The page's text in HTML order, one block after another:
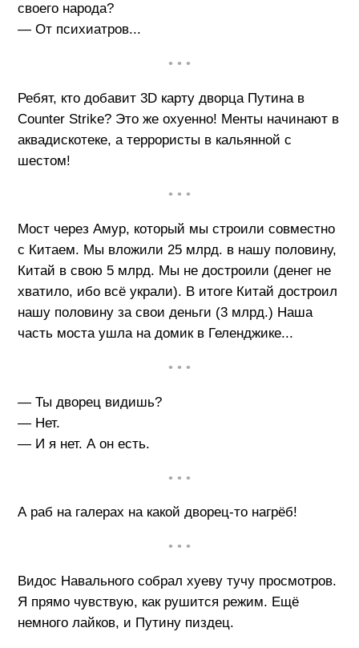
своего народа?
— От психиатров...
• • •
Ребят, кто добавит 3D карту дворца Путина в
Counter Strike? Это же охуенно! Менты начинают в
аквадискотеке, а террористы в кальянной с
шестом!
• • •
Мост через Амур, который мы строили совместно
с Китаем. Мы вложили 25 млрд. в нашу половину,
Китай в свою 5 млрд. Мы не достроили (денег не
хватило, ибо всё украли). В итоге Китай достроил
нашу половину за свои деньги (3 млрд.) Наша
часть моста ушла на домик в Геленджике...
• • •
— Ты дворец видишь?
— Нет.
— И я нет. А он есть.
• • •
А раб на галерах на какой дворец-то нагрёб!
• • •
Видос Навального собрал хуеву тучу просмотров.
Я прямо чувствую, как рушится режим. Ещё
немного лайков, и Путину пиздец.